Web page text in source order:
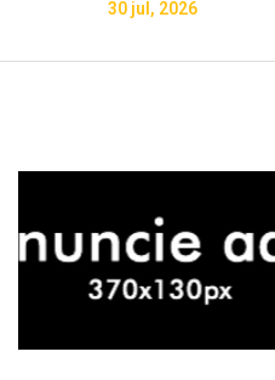
30 jul, 2026